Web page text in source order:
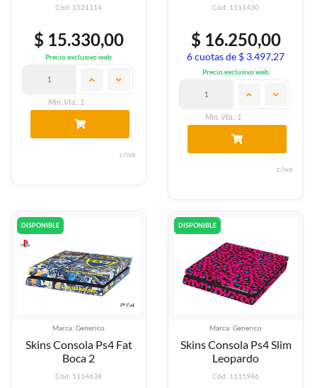
Cód: 1121114
$ 15.330,00
Precio exclusivo web
Min. Vta.: 1
c/iva
Cód: 1111430
$ 16.250,00
6 cuotas de $ 3.497,27
Precio exclusivo web
Min. Vta.: 1
c/iva
DISPONIBLE
Marca: Generico
Skins Consola Ps4 Fat
Boca 2
Cód: 1114638
DISPONIBLE
Marca: Generico
Skins Consola Ps4 Slim
Leopardo
Cód: 1115946